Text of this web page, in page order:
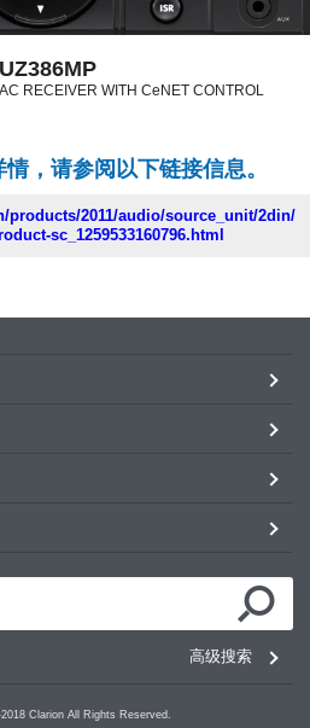
RECEIVER WITH CeNET CONTROL
，请参阅以下链接信息。
2011/audio/source_unit/2din/
sc_1259533160796.html
高级搜索
Clarion All Rights Reserved.